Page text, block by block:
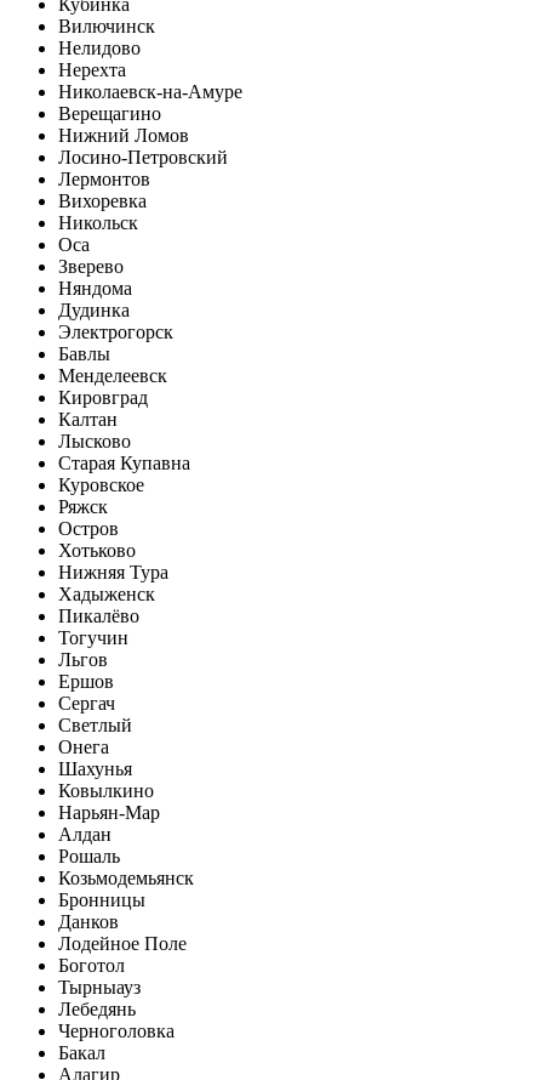
Кубинка
Вилючинск
Нелидово
Нерехта
Николаевск-на-Амуре
Верещагино
Нижний Ломов
Лосино-Петровский
Лермонтов
Вихоревка
Никольск
Оса
Зверево
Няндома
Дудинка
Электрогорск
Бавлы
Менделеевск
Кировград
Калтан
Лысково
Старая Купавна
Куровское
Ряжск
Остров
Хотьково
Нижняя Тура
Хадыженск
Пикалёво
Тогучин
Льгов
Ершов
Сергач
Светлый
Онега
Шахунья
Ковылкино
Нарьян-Мар
Алдан
Рошаль
Козьмодемьянск
Бронницы
Данков
Лодейное Поле
Боготол
Тырныауз
Лебедянь
Черноголовка
Бакал
Алагир